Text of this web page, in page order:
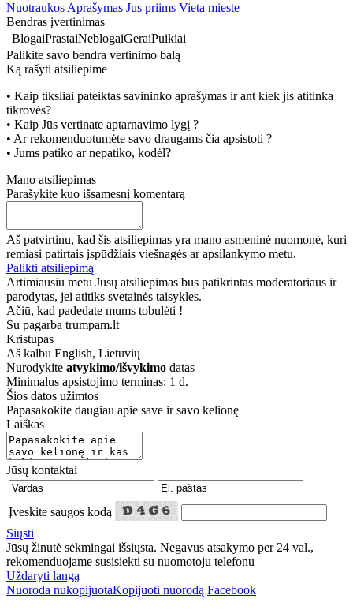
Nuotraukos Aprašymas Jus priims Vieta mieste
Bendras įvertinimas
BlogaiPrastaiNeblogaiGeraiPuikiai
Palikite savo bendra vertinimo balą
Ką rašyti atsiliepime
• Kaip tiksliai pateiktas savininko aprašymas ir ant kiek jis atitinka
tikrovės?
• Kaip Jūs vertinate aptarnavimo lygį ?
• Ar rekomenduotumėte savo draugams čia apsistoti ?
• Jums patiko ar nepatiko, kodėl?
Mano atsiliepimas
Parašykite kuo išsamesnį komentarą
Aš patvirtinu, kad šis atsiliepimas yra mano asmeninė nuomonė, kuri
remiasi patirtais įspūdžiais viešnagės ar apsilankymo metu.
Palikti atsiliepimą
Artimiausiu metu Jūsų atsiliepimas bus patikrintas moderatoriaus ir
parodytas, jei atitiks svetainės taisykles.
Ačiū, kad padedate mums tobulėti !
Su pagarba trumpam.lt
Kristupas
Aš kalbu English, Lietuvių
Nurodykite atvykimo/išvykimo datas
Minimalus apsistojimo terminas: 1 d.
Šios datos užimtos
Papasakokite daugiau apie save ir savo kelionę
Laiškas
Jūsų kontaktai
Įveskite saugos kodą
Siųsti
Jūsų žinutė sėkmingai išsiųsta. Negavus atsakymo per 24 val.,
rekomenduojame susisiekti su nuomotoju telefonu
Uždaryti langą
Nuoroda nukopijuotaKopijuoti nuorodą Facebook